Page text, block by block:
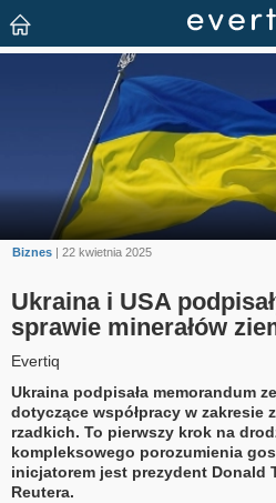
Biznes | 22 kwietnia 2025
Ukraina i USA
sprawie minerałów
Evertiq
Ukraina podpisała memorandum
dotyczące współpracy w zakresie
rzadkich. To pierwszy krok na
kompleksowego porozumienia
inicjatorem jest prezydent Donald
Reutera.